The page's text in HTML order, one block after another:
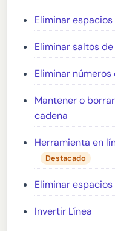
Eliminar
Eliminar saltos
Eliminar
Mantener o
cadena
Herramienta en
Destacado
Eliminar espacios
Invertir Línea